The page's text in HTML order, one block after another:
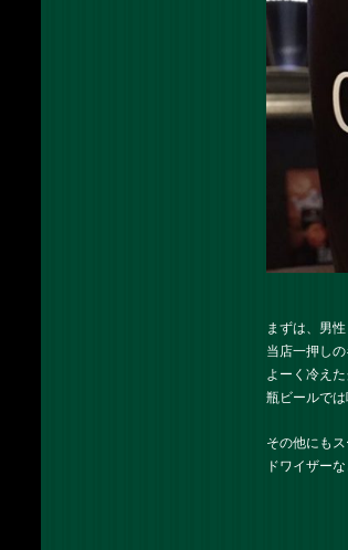
まずは、男
当店一押し
よーく冷え
瓶ビールでは
その他にも
ドワイザー